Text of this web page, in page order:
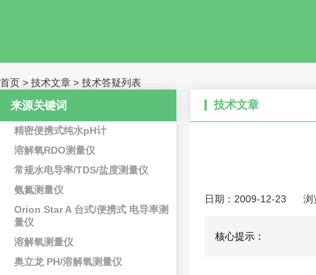
首页 > 技术文章 > 技术答疑列表
来源关键词
精密便携式纯水pH计
溶解氧RDO测量仪
常规水电导率/TDS/盐度测量仪
氨氮测量仪
Orion Star A 台式/便携式 电导率测
量仪
溶解氧测量仪
奥立龙 PH/溶解氧测量仪
技术文章
日期：2009-12-23 浏
核心提示：